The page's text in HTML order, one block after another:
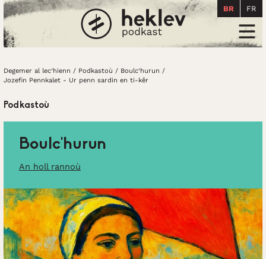
Degemer al lec’hienn
BR FR
Degemer al lec’hienn / Podkastoù / Boulc’hurun /
Jozefin Pennkalet - Ur penn sardin en ti-kêr
Podkastoù
Boulc’hurun
An holl rannoù